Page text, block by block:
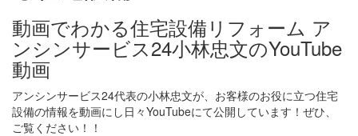
動画でわかる住宅設備リフォーム ア
ンシンサービス24小林忠文のYouTube
動画
アンシンサービス24代表の小林忠文が、お客様のお役に立つ住宅
設備の情報を動画にし日々YouTubeにて公開しています！ぜひ、
ご覧ください！！